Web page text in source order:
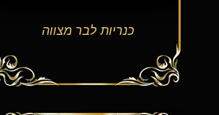
כנריות לבר מצווה